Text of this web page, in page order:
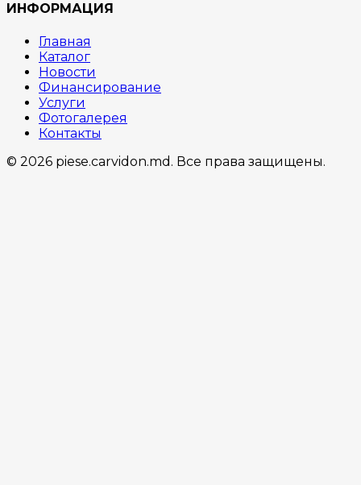
ИНФОРМАЦИЯ
Главная
Каталог
Новости
Финансирование
Услуги
Фотогалерея
Контакты
© 2026 piese.carvidon.md. Все права защищены.